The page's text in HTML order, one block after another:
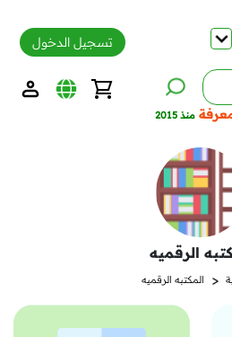
منذ 2015
تسجيل الدخول
الرقميه
< المكتبه الرقميه